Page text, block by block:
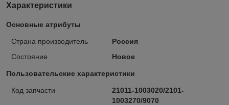
Характеристики
Основные атрибуты
Страна производитель
Россия
Состояние
Новое
Пользовательские характеристики
Код запчасти
21011-1003020/2101-
1003270/9070